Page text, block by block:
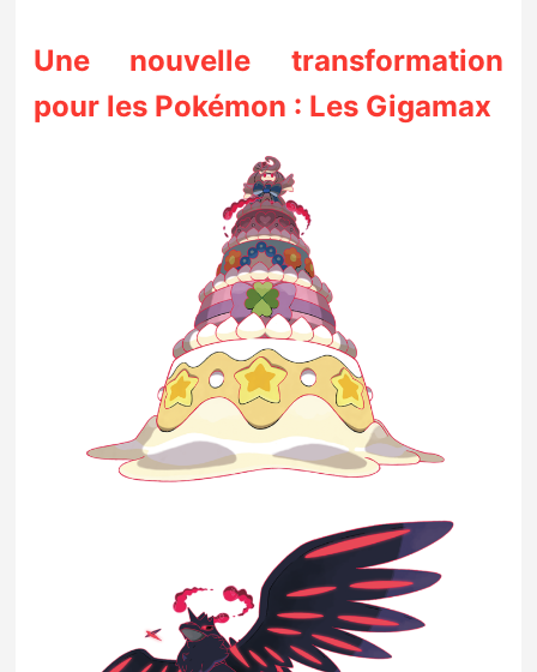
Une nouvelle transformation
pour les Pokémon : Les Gigamax